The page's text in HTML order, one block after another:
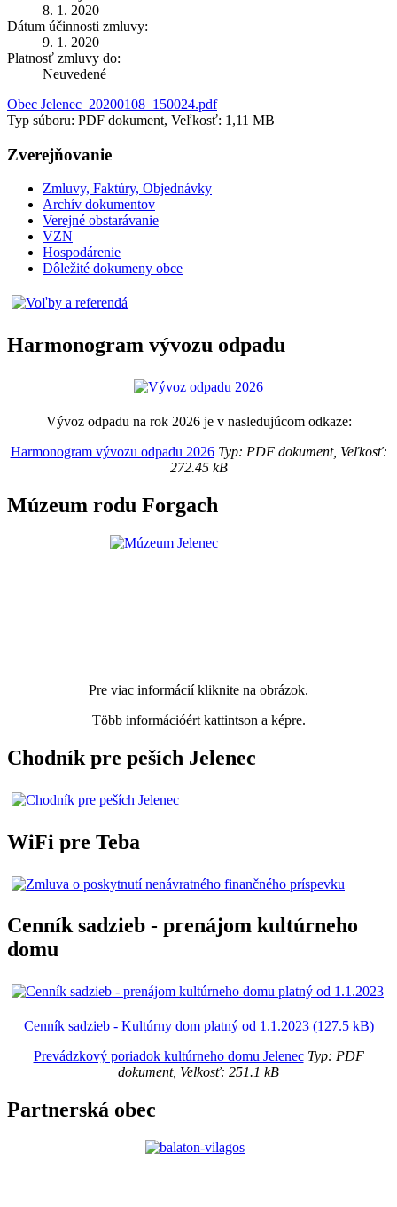
8. 1. 2020
Dátum účinnosti zmluvy:
9. 1. 2020
Platnosť zmluvy do:
Neuvedené
Obec Jelenec_20200108_150024.pdf
Typ súboru: PDF dokument, Veľkosť: 1,11 MB
Zverejňovanie
Zmluvy, Faktúry, Objednávky
Archív dokumentov
Verejné obstarávanie
VZN
Hospodárenie
Dôležité dokumeny obce
Harmonogram vývozu odpadu
Vývoz odpadu na rok 2026 je v nasledujúcom odkaze:
Harmonogram vývozu odpadu 2026Typ: PDF dokument, Veľkosť:
272.45 kB
Múzeum rodu Forgach
Pre viac informácií kliknite na obrázok.
Több információért kattintson a képre.
Chodník pre peších Jelenec
WiFi pre Teba
Cenník sadzieb - prenájom kultúrneho
domu
Cenník sadzieb - Kultúrny dom platný od 1.1.2023 (127.5 kB)
Prevádzkový poriadok kultúrneho domu JelenecTyp: PDF
dokument, Velkosť: 251.1 kB
Partnerská obec